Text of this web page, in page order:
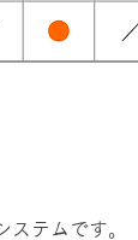
テムです。